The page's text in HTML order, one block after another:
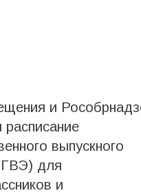
и
выпускного
для
и